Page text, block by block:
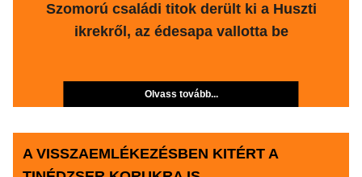
Szomorú családi titok derült ki a Huszti
ikrekről, az édesapa vallotta be
Olvass tovább...
A VISSZAEMLÉKEZÉSBEN KITÉRT A